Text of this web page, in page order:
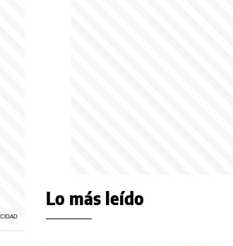
Lo más leído